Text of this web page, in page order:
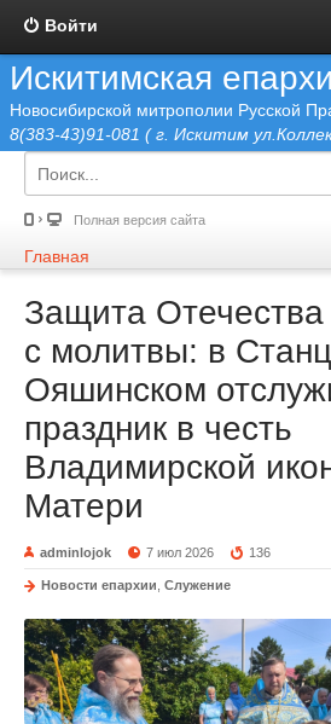
Войти
Искитимская
Новосибирской митрополии Русской
8(383-43)91-081 ( г. Искитим
Полная версия сайта
Главная
Защита Отечества
с молитвы: в
Ояшинском
праздник в честь
Владимирской
Матери
adminlojok 7 июл 2026 136
Новости епархии Служение